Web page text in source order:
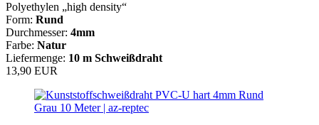
Polyethylen „high density“
Form: Rund
Durchmesser: 4mm
Farbe: Natur
Liefermenge: 10 m Schweißdraht
13,90 EUR